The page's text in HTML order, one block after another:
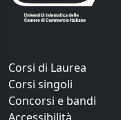
Corsi di Laurea
Corsi singoli
Concorsi e bandi